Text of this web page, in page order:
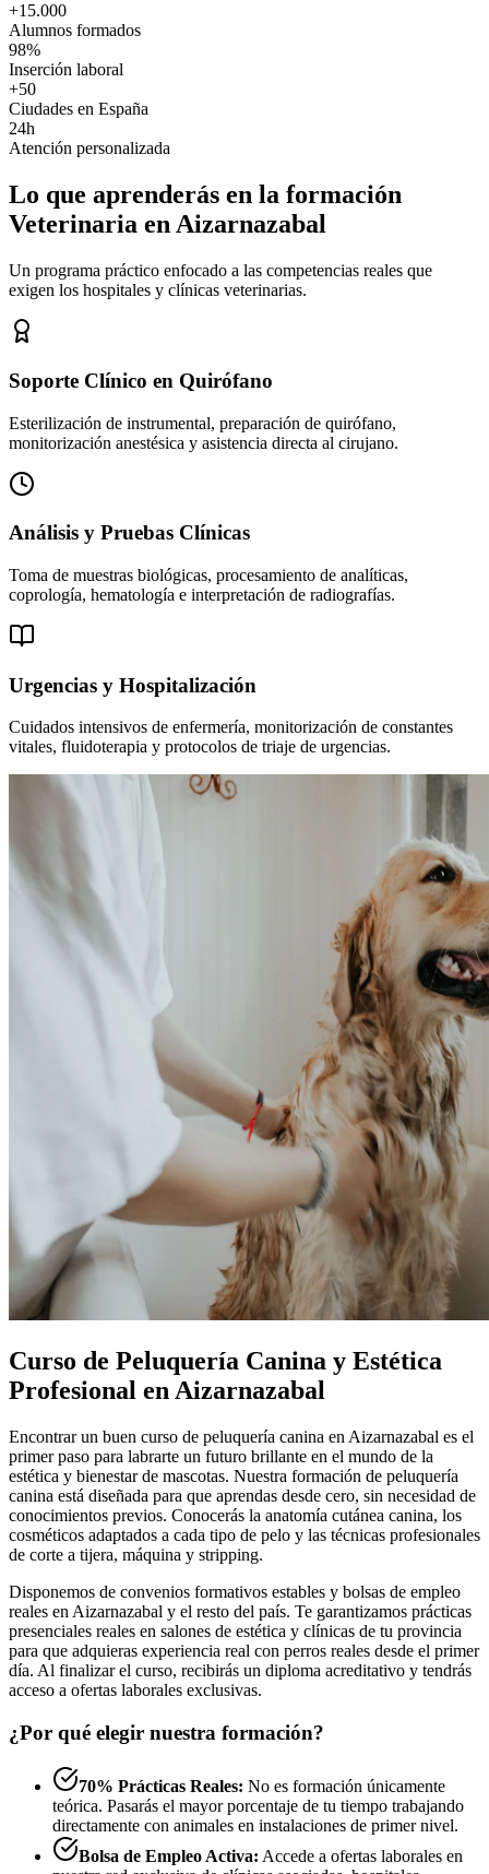
+15.000
Alumnos formados
98%
Inserción laboral
+50
Ciudades en España
24h
Atención personalizada
Lo que aprenderás en la formación
Veterinaria en Aizarnazabal
Un programa práctico enfocado a las competencias reales que
exigen los hospitales y clínicas veterinarias.
Soporte Clínico en Quirófano
Esterilización de instrumental, preparación de quirófano,
monitorización anestésica y asistencia directa al cirujano.
Análisis y Pruebas Clínicas
Toma de muestras biológicas, procesamiento de analíticas,
coprología, hematología e interpretación de radiografías.
Urgencias y Hospitalización
Cuidados intensivos de enfermería, monitorización de constantes
vitales, fluidoterapia y protocolos de triaje de urgencias.
Curso de Peluquería Canina y Estética
Profesional en Aizarnazabal
Encontrar un buen curso de peluquería canina en Aizarnazabal es el
primer paso para labrarte un futuro brillante en el mundo de la
estética y bienestar de mascotas. Nuestra formación de peluquería
canina está diseñada para que aprendas desde cero, sin necesidad de
conocimientos previos. Conocerás la anatomía cutánea canina, los
cosméticos adaptados a cada tipo de pelo y las técnicas profesionales
de corte a tijera, máquina y stripping.
Disponemos de convenios formativos estables y bolsas de empleo
reales en Aizarnazabal y el resto del país. Te garantizamos prácticas
presenciales reales en salones de estética y clínicas de tu provincia
para que adquieras experiencia real con perros reales desde el primer
día. Al finalizar el curso, recibirás un diploma acreditativo y tendrás
acceso a ofertas laborales exclusivas.
¿Por qué elegir nuestra formación?
70% Prácticas Reales: No es formación únicamente
teórica. Pasarás el mayor porcentaje de tu tiempo trabajando
directamente con animales en instalaciones de primer nivel.
Bolsa de Empleo Activa: Accede a ofertas laborales en